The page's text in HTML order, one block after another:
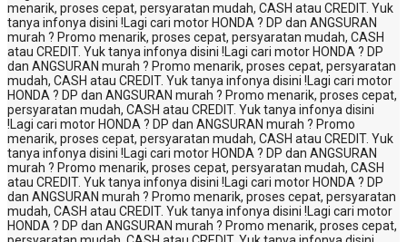
menarik, proses cepat, persyaratan mudah, CASH atau CREDIT. Yuk
tanya infonya disini ! Lagi cari motor HONDA ? DP dan ANGSURAN
murah ? Promo menarik, proses cepat, persyaratan mudah, CASH
atau CREDIT. Yuk tanya infonya disini ! Lagi cari motor HONDA ? DP
dan ANGSURAN murah ? Promo menarik, proses cepat, persyaratan
mudah, CASH atau CREDIT. Yuk tanya infonya disini ! Lagi cari motor
HONDA ? DP dan ANGSURAN murah ? Promo menarik, proses cepat,
persyaratan mudah, CASH atau CREDIT. Yuk tanya infonya disini
! Lagi cari motor HONDA ? DP dan ANGSURAN murah ? Promo
menarik, proses cepat, persyaratan mudah, CASH atau CREDIT. Yuk
tanya infonya disini ! Lagi cari motor HONDA ? DP dan ANGSURAN
murah ? Promo menarik, proses cepat, persyaratan mudah, CASH
atau CREDIT. Yuk tanya infonya disini ! Lagi cari motor HONDA ? DP
dan ANGSURAN murah ? Promo menarik, proses cepat, persyaratan
mudah, CASH atau CREDIT. Yuk tanya infonya disini ! Lagi cari motor
HONDA ? DP dan ANGSURAN murah ? Promo menarik, proses cepat,